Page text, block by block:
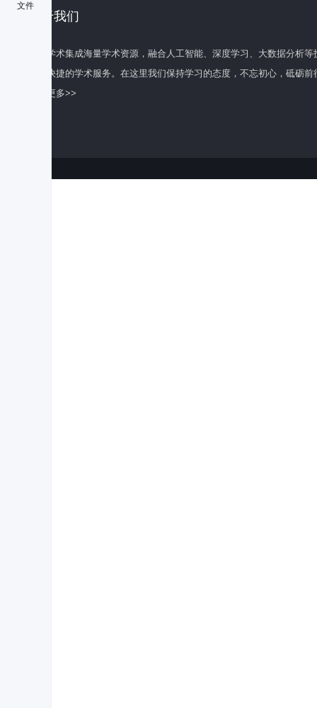
文件
关于我们
百度学术集成海量学术资源，融合人工智能、深度学习、大数据分析
全面快捷的学术服务。在这里我们保持学习的态度，不忘初心，砥砺前
了解更多>>